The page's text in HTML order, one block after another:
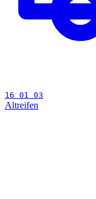
16 01 03
Altreifen